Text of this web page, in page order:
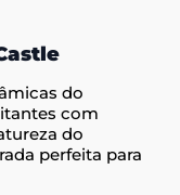
do
com
do
perfeita para